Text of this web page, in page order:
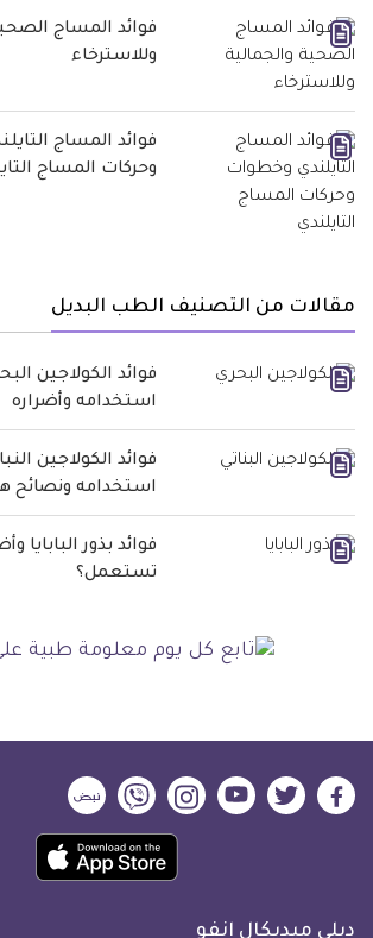
فوائد المساج
وللاسترخاء
فوائد المساج
وحركات المساج
مقالات من التصنيف الطب البديل
فوائد الكولاجين
استخدامه وأضراره
فوائد الكولاجين
استخدامه ونصائح
فوائد بذور البابايا
تستعمل؟
ديلي
فيسبوك
ديلي
تويتر
ديلي
ميديكال
يوتيوب
ديلي
ميديكال
انفو
ديلي
ميديكال
انفو
ديلي
ميديكال
انفو
حمل
تطبيق
ديلي ميديكال انفو